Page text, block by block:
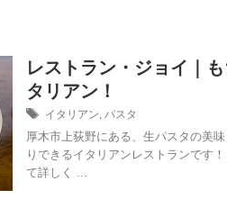
レストラン・ジョイ｜
タリアン！
イタリアン, パスタ
厚木市上荻野にある、生パスタの美
りできるイタリアンレストランです
て詳しく ...